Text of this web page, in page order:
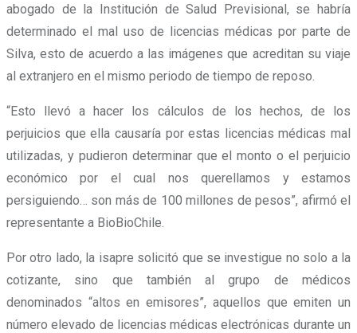
abogado de la Institución de Salud Previsional, se habría
determinado el mal uso de licencias médicas por parte de
Silva, esto de acuerdo a las imágenes que acreditan su viaje
al extranjero en el mismo periodo de tiempo de reposo.
“Esto llevó a hacer los cálculos de los hechos, de los
perjuicios que ella causaría por estas licencias médicas mal
utilizadas, y pudieron determinar que el monto o el perjuicio
económico por el cual nos querellamos y estamos
persiguiendo… son más de 100 millones de pesos”, afirmó el
representante a BioBioChile.
Por otro lado, la isapre solicitó que se investigue no solo a la
cotizante, sino que también al grupo de médicos
denominados “altos en emisores”, aquellos que emiten un
número elevado de licencias médicas electrónicas durante un